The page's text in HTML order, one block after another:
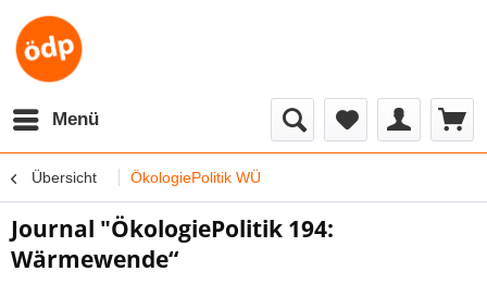
Menü
Übersicht ÖkologiePolitik WÜ
Journal "ÖkologiePolitik 194:
Wärmewende“